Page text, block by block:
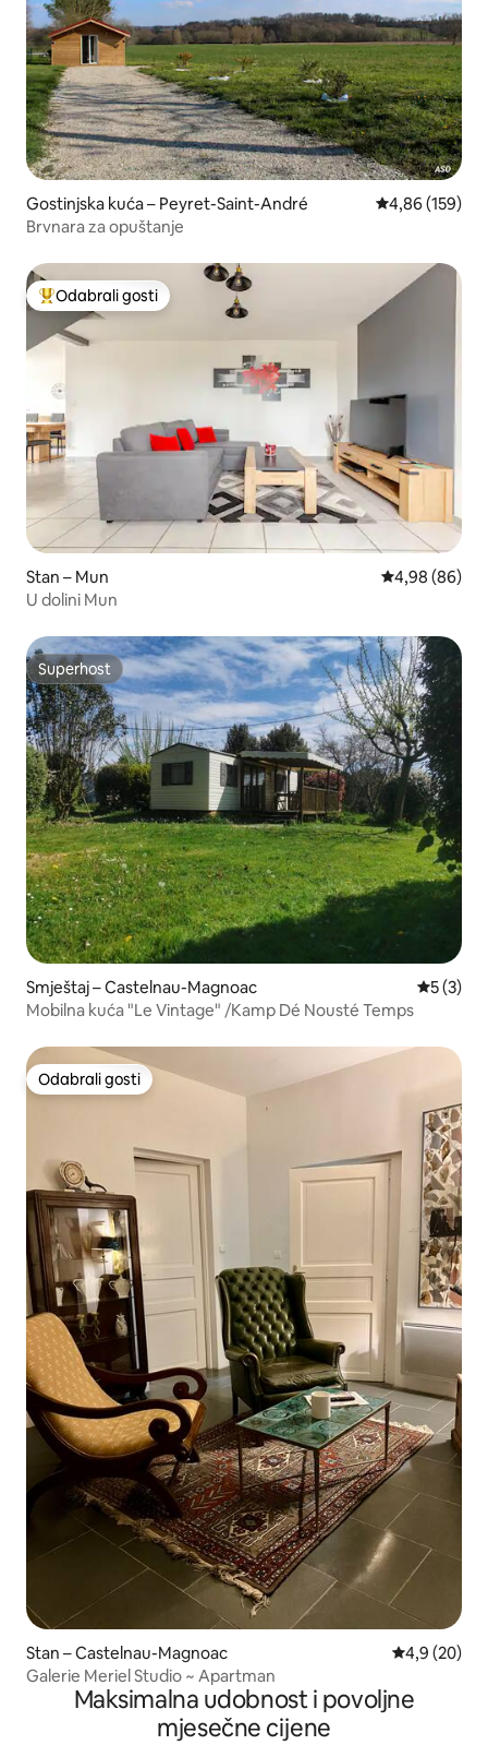
Gostinjska kuća – Peyret-Saint-André Prosječna
4,86 (159)
Brvnara za opuštanje
Među najviše rangiranima s oznakom „Odabrali gosti”
Odabrali gosti
Stan – Mun Prosječna
4,98 (86)
U dolini Mun
Superhost
Superhost
Smještaj – Castelnau-Magnoac
5 (3)
Mobilna kuća "Le Vintage" /Kamp Dé Nousté Temps
Odabrali gosti
Odabrali gosti
Stan – Castelnau-Magnoac Prosječna
4,9 (20)
Galerie Meriel Studio ~ Apartman
Maksimalna udobnost i povoljne
mjesečne cijene